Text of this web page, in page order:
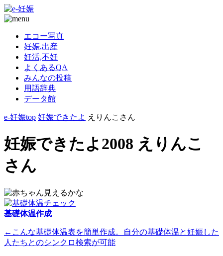
エコー写真
妊娠,出産
妊活,不妊
よくあるQA
みんなの投稿
用語辞典
データ館
e-妊娠top 妊娠できたよ えりんこさん
妊娠できたよ2008 えりんこ
さん
基礎体温作成
←こんな基礎体温表を簡単作成。自分の基礎体温と妊娠した
人たちとのシンクロ検索が可能